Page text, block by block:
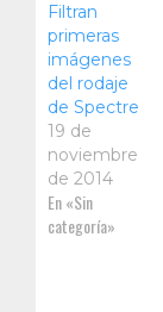
Filtran
primeras
imágenes
del rodaje
de Spectre
19 de
noviembre
de 2014
En «Sin
categoría»